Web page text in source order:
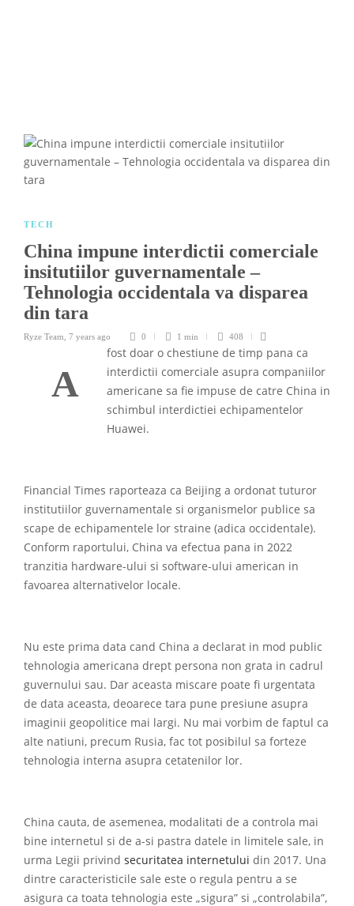
TECH
China impune interdictii comerciale
insitutiilor guvernamentale –
Tehnologia occidentala va disparea
din tara
Ryze Team 7 years ago 0 1 min 408
A
fost doar o chestiune de timp pana ca
interdictii comerciale asupra companiilor
americane sa fie impuse de catre China in
schimbul interdictiei echipamentelor
Huawei.
Financial Times raporteaza ca Beijing a ordonat tuturor
institutiilor guvernamentale si organismelor publice sa
scape de echipamentele lor straine (adica occidentale).
Conform raportului, China va efectua pana in 2022
tranzitia hardware-ului si software-ului american in
favoarea alternativelor locale.
Nu este prima data cand China a declarat in mod public
tehnologia americana drept persona non grata in cadrul
guvernului sau. Dar aceasta miscare poate fi urgentata
de data aceasta, deoarece tara pune presiune asupra
imaginii geopolitice mai largi. Nu mai vorbim de faptul ca
alte natiuni, precum Rusia, fac tot posibilul sa forteze
tehnologia interna asupra cetatenilor lor.
China cauta, de asemenea, modalitati de a controla mai
bine internetul si de a-si pastra datele in limitele sale, in
urma Legii privind securitatea internetului din 2017. Una
dintre caracteristicile sale este o regula pentru a se
asigura ca toata tehnologia este „sigura” si „controlabila”,